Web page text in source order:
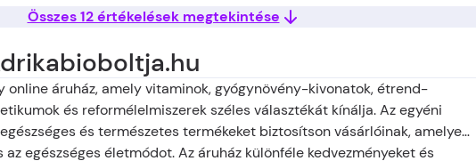
Összes 12 értékelések megtekintése
online áruház, amely vitaminok, gyógynövény-kivonatok, étrend-
és reformélelmiszerek széles választékát kínálja. Az egyéni
és természetes termékeket biztosítson vásárlóinak, amelyek
egészséges életmódot. Az áruház különféle kedvezményeket és